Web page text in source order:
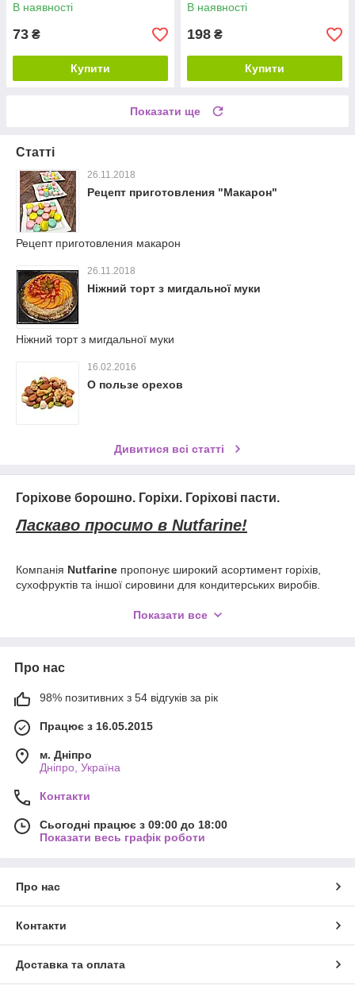
В наявності
73 ₴
Купити
В наявності
198 ₴
Купити
Показати ще
Статті
26.11.2018
Рецепт приготовления "Макарон"
Рецепт приготовления макарон
26.11.2018
Ніжний торт з мигдальної муки
Ніжний торт з мигдальної муки
16.02.2016
О пользе орехов
Дивитися всі статті
Горіхове борошно. Горіхи. Горіхові пасти.
Ласкаво просимо в Nutfarine!
Компанія Nutfarine пропонує широкий асортимент горіхів,
сухофруктів та іншої сировини для кондитерських виробів.
дефіцитом, його привозили з-за кордону, і ми стали першими
З тих пірNutfarine
«Світ Кави», «Майстерня Морозива», «Академія Ектора
Браво» і ряду інших. Наші партнери та постійні покупці
високо цінують якість і доступну вартість мигдального
борошна, яке ми виробляємо.
Сьогодні наш асортимент значно розширено, і крім цільних
горіхів і борошна, в каталозі також присутні:
· Сухофрукти;
· Крупи;
· Кондитерські начинки;
· Шоколад і какао;
· Насіння кіноа, кунжуту, льону та інші;
· Пекарські приналежності.
Показати все
Про нас
98% позитивних з 54 відгуків за рік
Працює з 16.05.2015
м. Дніпро
Дніпро, Україна
Контакти
Сьогодні працює з 09:00 до 18:00
Показати весь графік роботи
Про нас
Контакти
Доставка та оплата